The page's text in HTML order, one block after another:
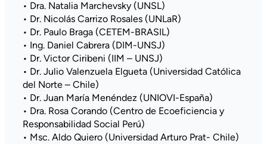
• Dra. Natalia Marchevsky (UNSL)
• Dr. Nicolás Carrizo Rosales (UNLaR)
• Dr. Paulo Braga (CETEM-BRASIL)
• Ing. Daniel Cabrera (DIM-UNSJ)
• Dr. Victor Ciribeni (IIM – UNSJ)
• Dr. Julio Valenzuela Elgueta (Universidad Católica
del Norte – Chile)
• Dr. Juan María Menéndez (UNIOVI-España)
• Dra. Rosa Corando (Centro de Ecoeficiencia y
Responsabilidad Social Perú)
• Msc. Aldo Quiero (Universidad Arturo Prat- Chile)